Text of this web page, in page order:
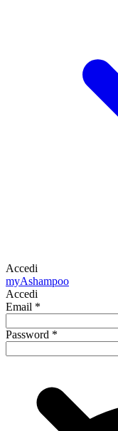
Accedi
myAshampoo
Accedi
Email *
Password *